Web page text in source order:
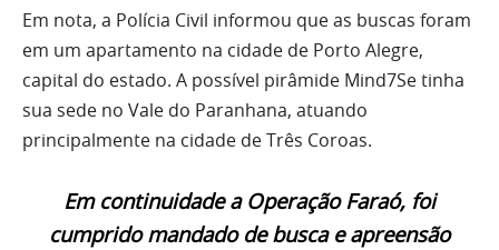
Em nota, a Polícia Civil informou que as buscas foram
em um apartamento na cidade de Porto Alegre,
capital do estado. A possível pirâmide Mind7Se tinha
sua sede no Vale do Paranhana, atuando
principalmente na cidade de Três Coroas.
Em continuidade a Operação Faraó, foi
cumprido mandado de busca e apreensão